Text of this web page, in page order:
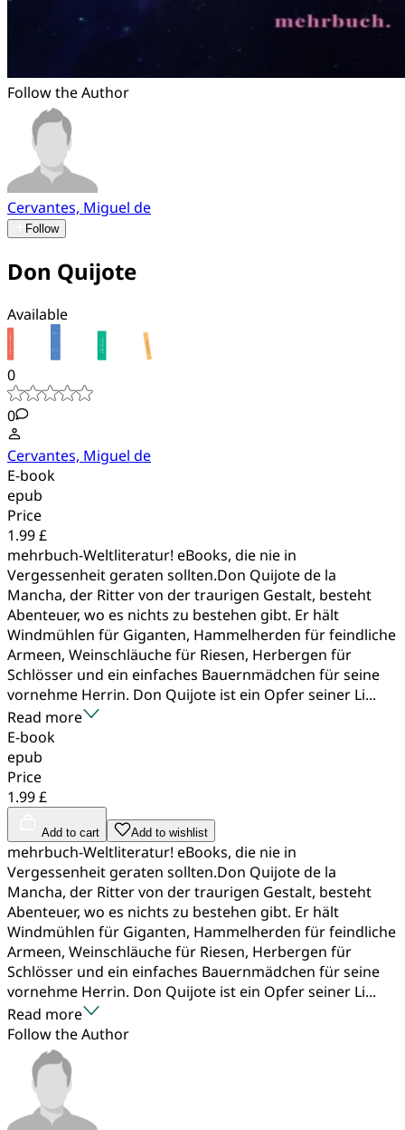
Follow the Author
Cervantes, Miguel de
Follow
Don Quijote
Available
0
0
Cervantes, Miguel de
E-book
epub
Price
1.99 £
mehrbuch-Weltliteratur! eBooks, die nie in
Vergessenheit geraten sollten.Don Quijote de la
Mancha, der Ritter von der traurigen Gestalt, besteht
Abenteuer, wo es nichts zu bestehen gibt. Er hält
Windmühlen für Giganten, Hammelherden für feindliche
Armeen, Weinschläuche für Riesen, Herbergen für
Schlösser und ein einfaches Bauernmädchen für seine
vornehme Herrin. Don Quijote ist ein Opfer seiner Li...
Read more
E-book
epub
Price
1.99 £
Add to cart Add to wishlist
mehrbuch-Weltliteratur! eBooks, die nie in
Vergessenheit geraten sollten.Don Quijote de la
Mancha, der Ritter von der traurigen Gestalt, besteht
Abenteuer, wo es nichts zu bestehen gibt. Er hält
Windmühlen für Giganten, Hammelherden für feindliche
Armeen, Weinschläuche für Riesen, Herbergen für
Schlösser und ein einfaches Bauernmädchen für seine
vornehme Herrin. Don Quijote ist ein Opfer seiner Li...
Read more
Follow the Author